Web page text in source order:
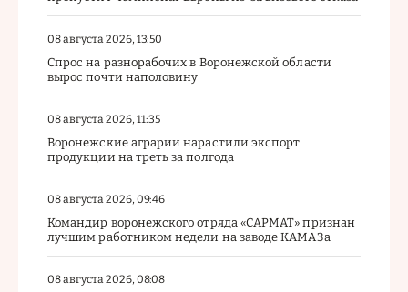
08 августа 2026, 13:50
Спрос на разнорабочих в Воронежской области
вырос почти наполовину
08 августа 2026, 11:35
Воронежские аграрии нарастили экспорт
продукции на треть за полгода
08 августа 2026, 09:46
Командир воронежского отряда «САРМАТ» признан
лучшим работником недели на заводе КАМАЗа
08 августа 2026, 08:08